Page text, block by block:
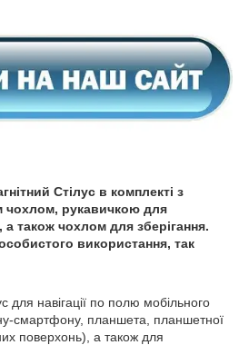
Стілус в комплекті з
чохлом, рукавичкою для
також чохлом для зберігання.
використання, так
для навігації по полю мобільного
смартфону, планшета, планшетної
поверхонь), а також для